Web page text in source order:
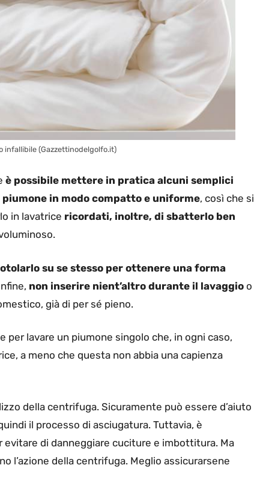
infallibile (Gazzettinodelgolfo.it)
è possibile mettere in pratica alcuni semplici
in modo compatto e uniforme, così che si
in lavatrice ricordati, inoltre, di sbatterlo ben
su se stesso per ottenere una forma
non inserire nient’altro durante il lavaggio o
già di per sé pieno.
lavare un piumone singolo che, in ogni caso,
a meno che questa non abbia una capienza
della centrifuga. Sicuramente può essere d’aiuto
il processo di asciugatura. Tuttavia, è
di danneggiare cuciture e imbottitura. Ma
l’azione della centrifuga. Meglio assicurarsene